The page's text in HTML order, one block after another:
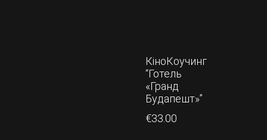
КіноКоучинг
“Готель
«Гранд
Будапешт»”
€33.00